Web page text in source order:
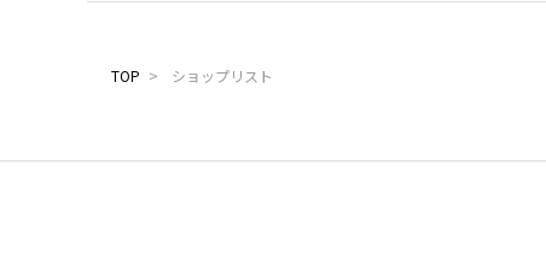
TOP > ショップリスト